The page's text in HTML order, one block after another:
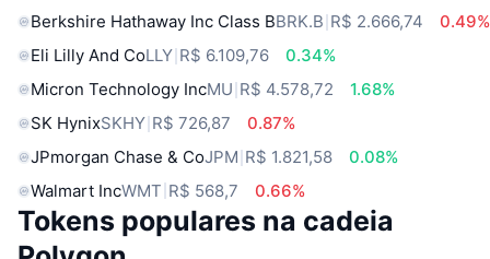
Berkshire Hathaway Inc Class BBRK.B R$ 2.666,74
0.49%
Eli Lilly And CoLLY R$ 6.109,76
0.34%
Micron Technology IncMU R$ 4.578,72
1.68%
SK HynixSKHY R$ 726,87
0.87%
JPmorgan Chase & CoJPM R$ 1.821,58
0.08%
Walmart IncWMT R$ 568,7 0.66%
Tokens populares na cadeia